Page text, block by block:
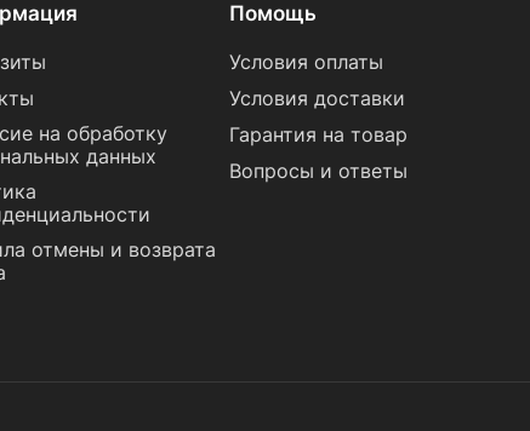
на обработку
данных
отмены и возврата
Помощь
Условия оплаты
Условия доставки
Гарантия на товар
Вопросы и ответы